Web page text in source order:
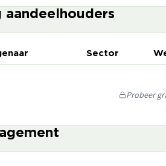
aandeelhouders
Sector
Probeer